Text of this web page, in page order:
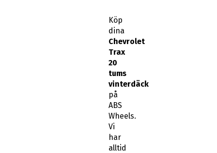
Köp
dina
Chevrolet
Trax
20
tums
vinterdäck
på
ABS
Wheels.
Vi
har
alltid